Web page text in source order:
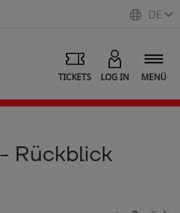
DE
MENÜ
LOG IN
TICKETS
- Rückblick